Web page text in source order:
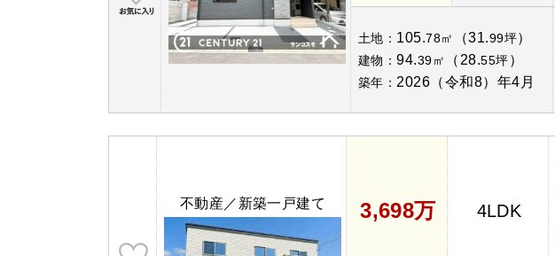
土地： 105.78㎡ （31.99坪）
建物：94.39㎡ （28.55坪）
築年： 2026（令和8）年4月
不動産／新築一戸建て 3,698万 4LDK